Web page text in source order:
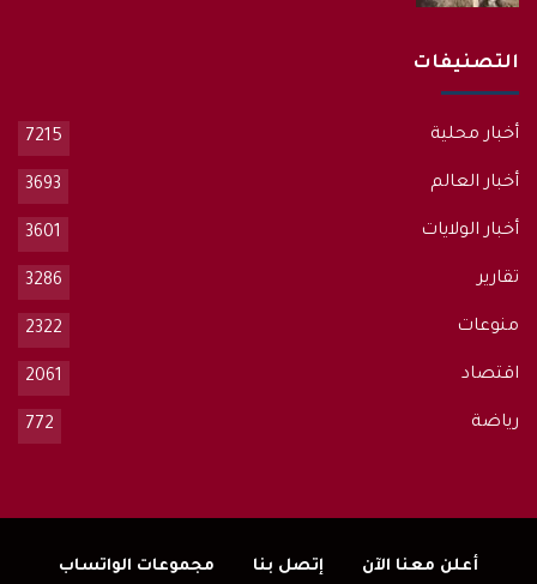
التصنيفات
أخبار محلية 7215
أخبار العالم 3693
أخبار الولايات 3601
تقارير 3286
منوعات 2322
اقتصاد 2061
رياضة 772
أعلن معنا الآن إتصل بنا مجموعات الواتساب